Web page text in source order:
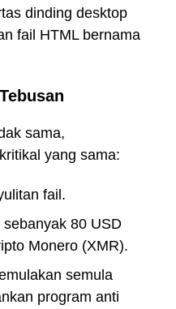
dinding desktop
fail HTML bernama
sama,
yang sama:
fail.
80 USD
Monero (XMR).
semula
program anti